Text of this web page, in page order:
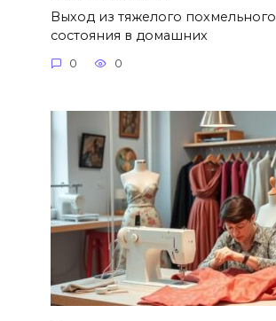
Выход из тяжелого похмельного
состояния в домашних
0 0